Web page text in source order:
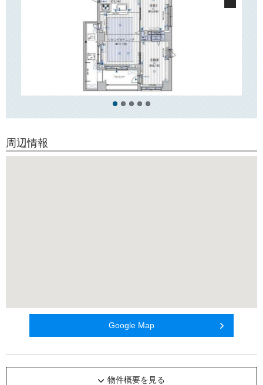
また不在時に重宝する宅配ボックスや敷地内駐輪場もございます。
長期修繕計画に基づき、令和4年には屋上防水保護塗装工事などを実施済
近隣には区立小学校がございます。
徒歩10分圏内にスーパー「マルエツプチ」「まいばすけっと」「ミニコ
ございますので、日々のお買い物にとても便利です！
周辺情報
Google Map
物件概要を見る